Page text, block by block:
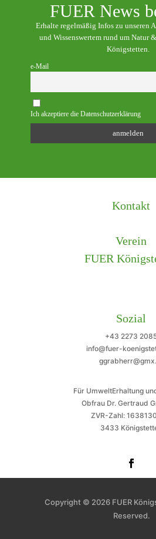
FUER News
Erhalte regelmäßig Infos zu unseren
und Wissenswertem rund um Natur
Königstetten.
e-Mail
Ich akzeptiere die Datenschutzerklärung
Kontakt
Verein
FUER
Sozial
+43 2273
info@fuer-
Für UmweltErhaltung
Obfrau Dr. Gertraud
ZVR-Zahl:
3433
Copyright © 2026 FUER
Reserved.